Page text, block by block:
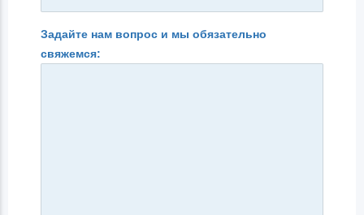
Задайте нам вопрос и мы обязательно
свяжемся: